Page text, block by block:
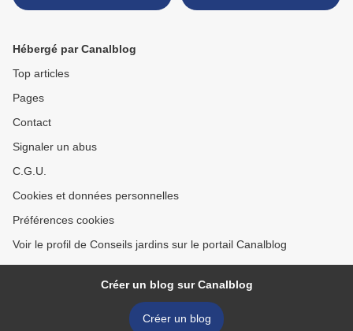
Basque et Paysagiste
Paysagiste Landes. >
Hébergé par Canalblog
Top articles
Pages
Contact
Signaler un abus
C.G.U.
Cookies et données personnelles
Préférences cookies
Voir le profil de Conseils jardins sur le portail Canalblog
Créer un blog sur Canalblog
Créer un blog